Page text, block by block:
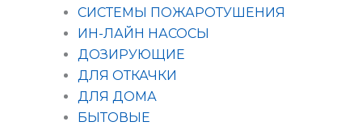
СИСТЕМЫ ПОЖАРОТУШЕНИЯ
ИН-ЛАЙН НАСОСЫ
ДОЗИРУЮЩИЕ
ДЛЯ ОТКАЧКИ
ДЛЯ ДОМА
БЫТОВЫЕ